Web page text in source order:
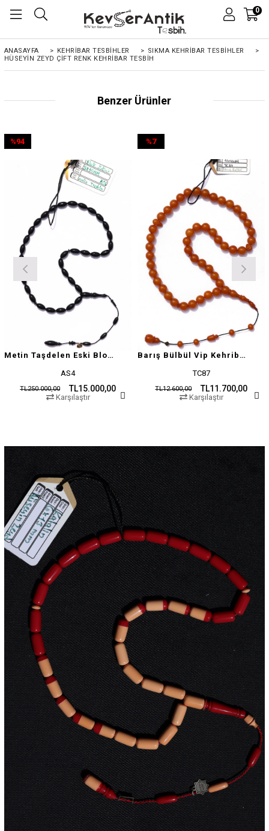
0
ANASAYFA > KEHRIBAR TESBIHLER > SIKMA KEHRİBAR TESBİHLER
>
HÜSEYIN ZEYD ÇIFT RENK KEHRIBAR TESBIH
Benzer Ürünler
Metin Taşdelen Eski Blok Sıkma
AS4
TL15.000,00
TL250.000,00
%94
Karşılaştır
Barış Bülbül Vip Kehribar Tesbih
TC87
TL11.700,00
TL12.600,00
%7
Karşılaştır